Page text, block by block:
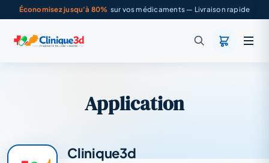
Économisez jusqu'à 80% sur vos médicaments — Livraison rapide
Application
Clinique3d